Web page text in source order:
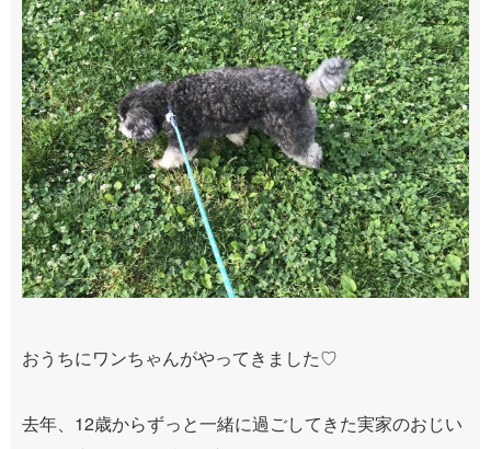
おうちにワンちゃんがやってきました♡
去年、12歳からずっと一緒に過ごしてきた実家のおじい